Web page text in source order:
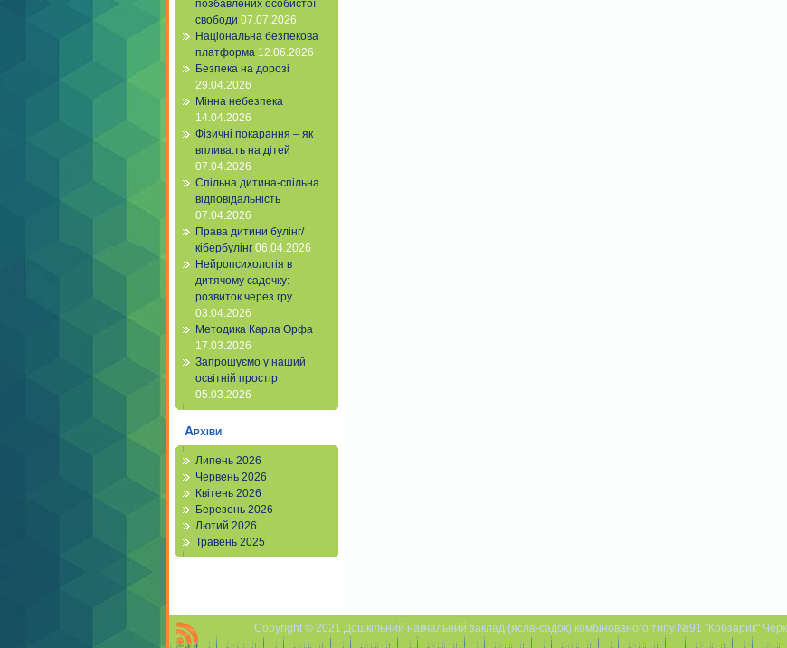
позбавлених особистої
свободи 07.07.2026
Національна безпекова
платформа 12.06.2026
Безпека на дорозі
29.04.2026
Мінна небезпека
14.04.2026
Фізичні покарання – як
вплива.ть на дітей
07.04.2026
Спільна дитина-спільна
відповідальність
07.04.2026
Права дитини булінг/
кібербулінг 06.04.2026
Нейропсихологія в
дитячому садочку:
розвиток через гру
03.04.2026
Методика Карла Орфа
17.03.2026
Запрошуємо у наший
освітній простір
05.03.2026
Архіви
Липень 2026
Червень 2026
Квітень 2026
Березень 2026
Лютий 2026
Травень 2025
Copyright © 2021 Дошкільний навчальний заклад (ясла-садок) комбінованого типу №91 "Кобзарик"